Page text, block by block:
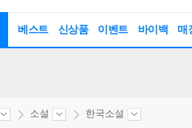
베스트 신상품 이벤트 바이백 매
소설 한국소설